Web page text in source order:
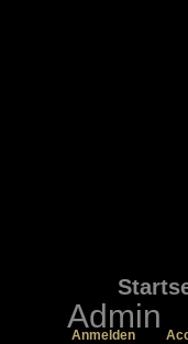
Admin
Anmelden